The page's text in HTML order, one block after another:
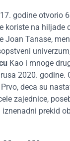
godine otvorio
na hiljade
Joan Tanase,
Kao i mnoge
2020. godine.
deca su
zajednice,
prekid